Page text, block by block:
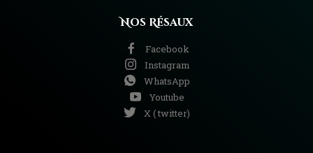
Nos Résaux
Facebook
Instagram
WhatsApp
Youtube
X ( twitter)